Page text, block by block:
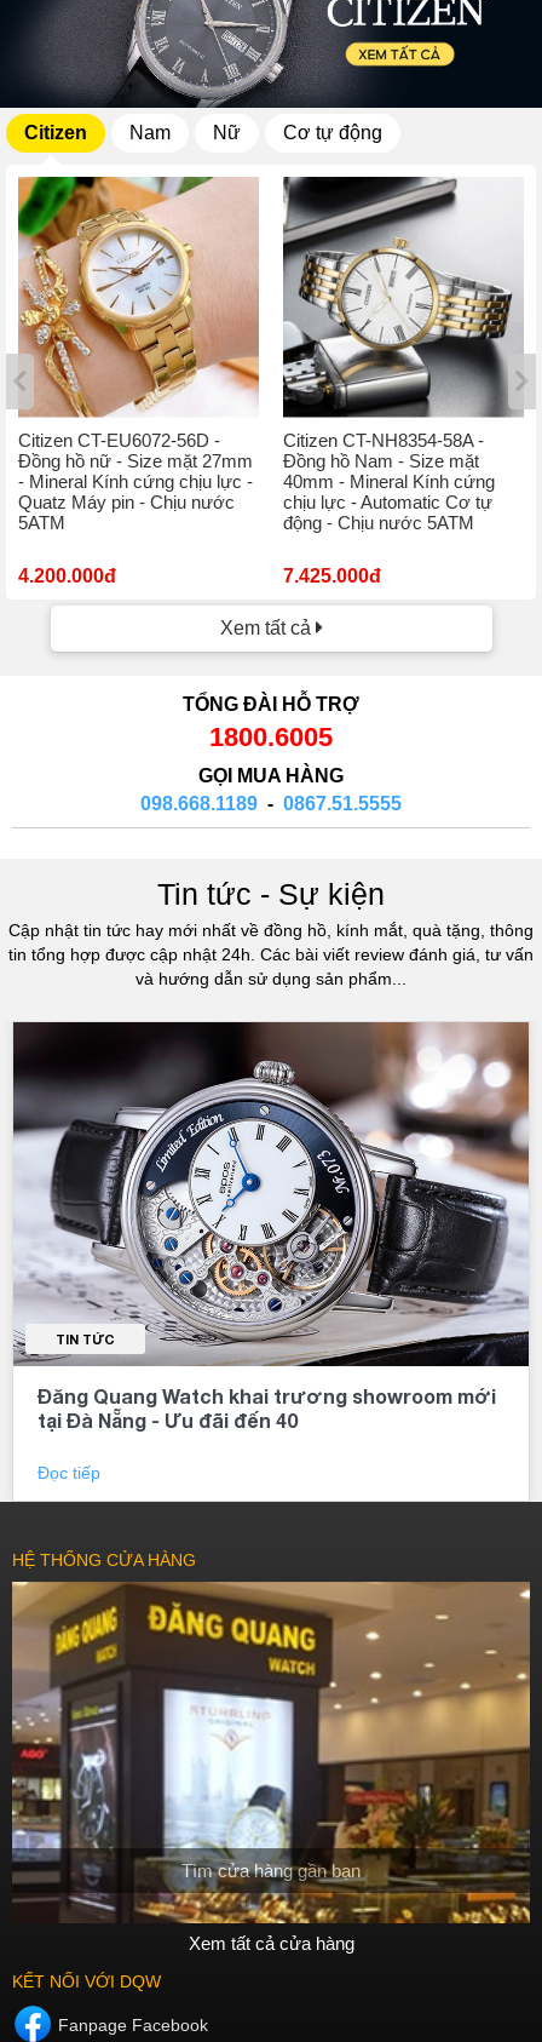
Citizen Nam Nữ Cơ tự động
Citizen CT-EU6072-56D -
Đồng hồ nữ - Size mặt 27mm
- Mineral Kính cứng chịu lực -
Quatz Máy pin - Chịu nước
5ATM
4.200.000đ
Citizen CT-NH8354-58A -
Đồng hồ Nam - Size mặt
40mm - Mineral Kính cứng
chịu lực - Automatic Cơ tự
động - Chịu nước 5ATM
7.425.000đ
Xem tất cả
TỔNG ĐÀI HỖ TRỢ
1800.6005
GỌI MUA HÀNG
098.668.1189 - 0867.51.5555
Tin tức - Sự kiện
Cập nhật tin tức hay mới nhất về đồng hồ, kính mắt, quà tặng, thông
tin tổng hợp được cập nhật 24h. Các bài viết review đánh giá, tư vấn
và hướng dẫn sử dụng sản phẩm...
TIN TỨC
Đăng Quang Watch khai trương showroom mới
tại Đà Nẵng - Ưu đãi đến 40
Đọc tiếp
HỆ THỐNG CỬA HÀNG
Tìm cửa hàng gần bạn
Xem tất cả cửa hàng
KẾT NỐI VỚI DQW
Fanpage Facebook